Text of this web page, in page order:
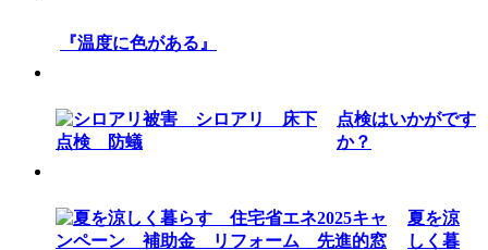
『温度に色がある』
点検はいかがです
か？
夏を涼
しく暮